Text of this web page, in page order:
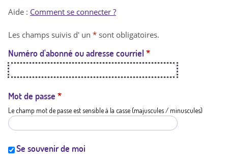
t
a
t
i
Aide : Comment se connecter ?
Les champs suivis d' un * sont obligatoires.
Numéro d'abonné ou adresse courriel *
Mot de passe *
Le champ mot de passe est sensible à la casse (majuscules / minuscules)
Se souvenir de moi